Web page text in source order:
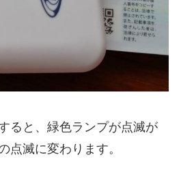
ると、緑色ランプが点滅が
点滅に変わります。